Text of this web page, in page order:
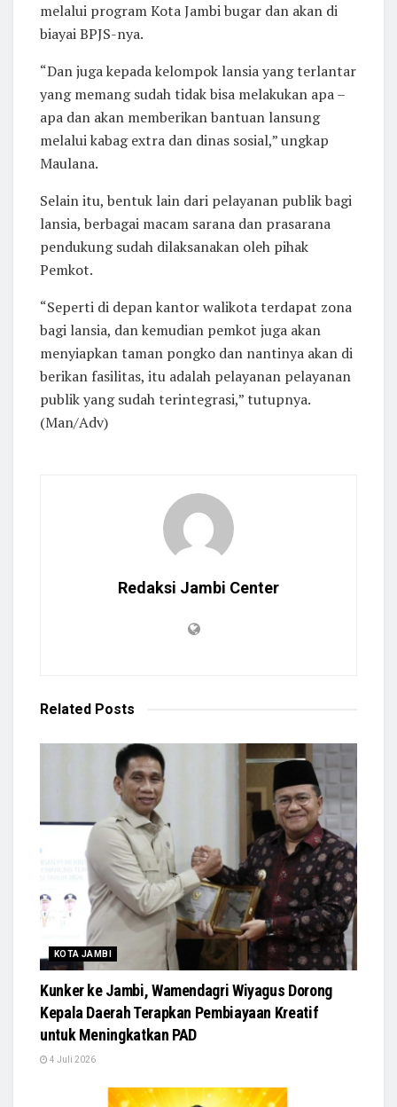
melalui program Kota Jambi bugar dan akan di
biayai BPJS-nya.
“Dan juga kepada kelompok lansia yang terlantar
yang memang sudah tidak bisa melakukan apa –
apa dan akan memberikan bantuan lansung
melalui kabag extra dan dinas sosial,” ungkap
Maulana.
Selain itu, bentuk lain dari pelayanan publik bagi
lansia, berbagai macam sarana dan prasarana
pendukung sudah dilaksanakan oleh pihak
Pemkot.
“Seperti di depan kantor walikota terdapat zona
bagi lansia, dan kemudian pemkot juga akan
menyiapkan taman pongko dan nantinya akan di
berikan fasilitas, itu adalah pelayanan pelayanan
publik yang sudah terintegrasi,” tutupnya.
(Man/Adv)
Redaksi Jambi Center
Related Posts
KOTA JAMBI
Kunker ke Jambi, Wamendagri Wiyagus Dorong
Kepala Daerah Terapkan Pembiayaan Kreatif
untuk Meningkatkan PAD
4 Juli 2026